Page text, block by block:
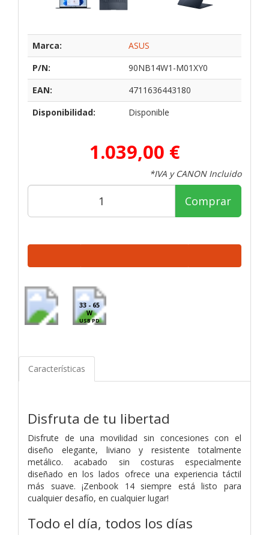
Marca:
ASUS
P/N:
90NB14W1-M01XY0
EAN:
4711636443180
Disponibilidad:
Disponible
1.039,00 €
*IVA y CANON Incluido
Comprar
33 - 65
W
USB PD
Características
Disfruta de tu libertad
Disfrute de una movilidad sin concesiones con el
diseño elegante, liviano y resistente totalmente
metálico. acabado sin costuras especialmente
diseñado en los lados ofrece una experiencia táctil
más suave. ¡Zenbook 14 siempre está listo para
cualquier desafío, en cualquier lugar!
Todo el día, todos los días